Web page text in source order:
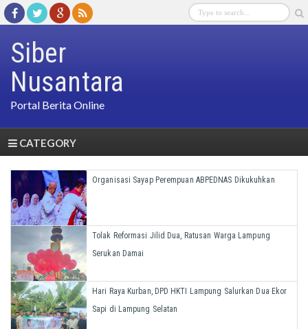
Siber
Nusantara
Portal Berita Online
CATEGORY
Organisasi Sayap Perempuan ABPEDNAS Dikukuhkan
Tolak Reformasi Jilid Dua, Ratusan Warga Lampung
Serukan Damai
Hari Raya Kurban, DPD HKTI Lampung Salurkan Dua Ekor
Sapi di Lampung Selatan